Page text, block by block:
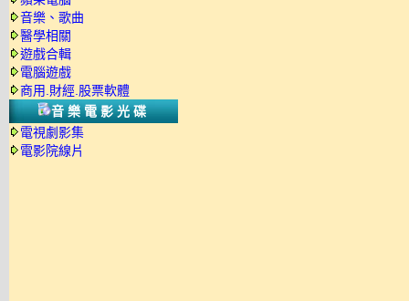
音樂、歌曲
醫學相關
遊戲合輯
電腦遊戲
商用.財經.股票軟體
音樂電影光碟
電視劇影集
電影院線片